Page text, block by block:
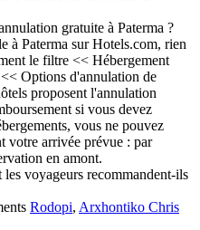
gratuite à Paterma ?
à Paterma sur Hotels.com, rien
le filtre << Hébergement
Options d'annulation de
proposent l'annulation
si vous devez
vous ne pouvez
votre arrivée prévue : par
en amont.
voyageurs recommandent-ils
Rodopi, Arxhontiko Chris